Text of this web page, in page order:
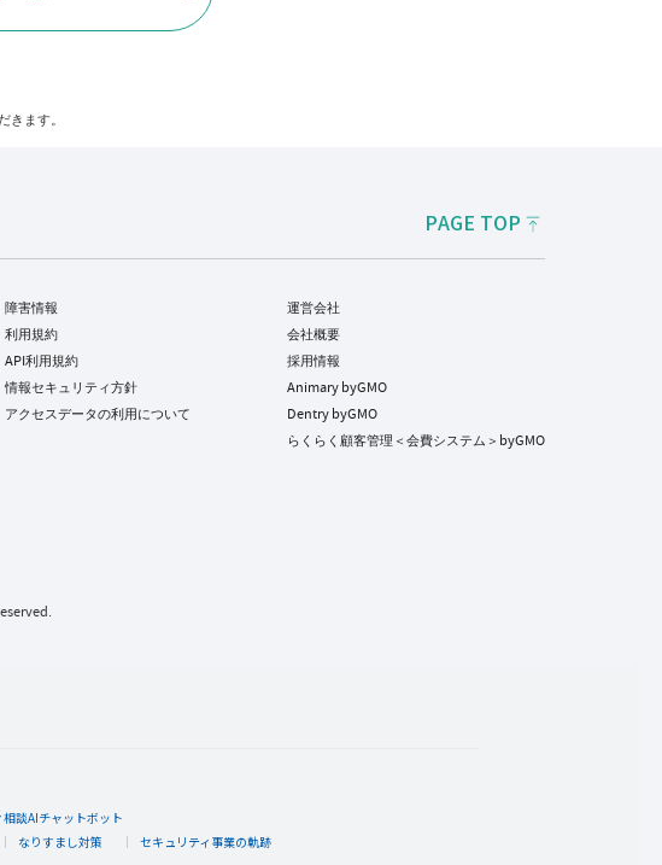
きます。
PAGE TOP
障害情報
利用規約
API利用規約
情報セキュリティ方針
アクセスデータの利用について
運営会社
会社概要
採用情報
Animary byGMO
Dentry byGMO
らくらく顧客管理＜会費システム＞byGMO
談AIチャットボット
なりすまし対策 セキュリティ事業の軌跡